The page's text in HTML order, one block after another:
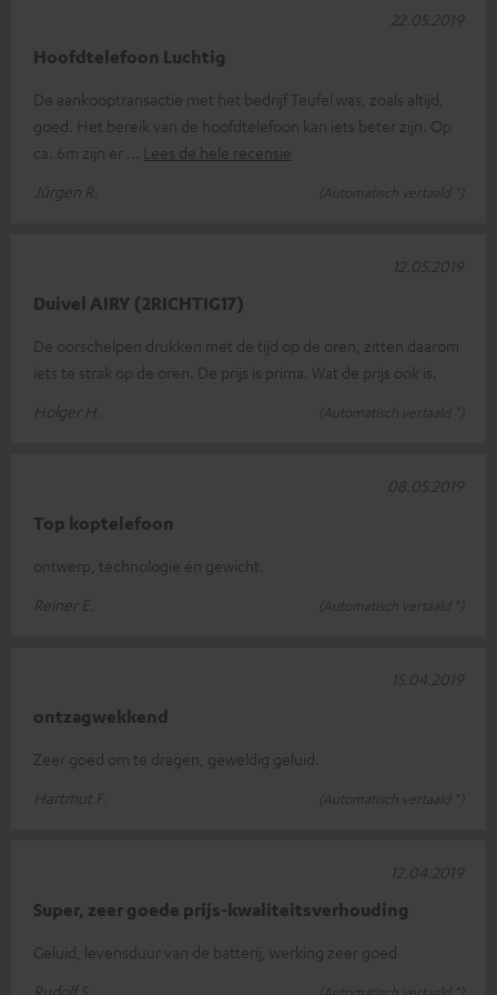
Hoofdtelefoon Luchtig
De aankooptransactie met het bedrijf Teufel was, zoals altijd,
goed. Het bereik van de hoofdtelefoon kan iets beter zijn. Op
ca. 6m zijn er
Lees de hele recensie
Jürgen R.
(Automatisch vertaald *)
22.05.2019
Duivel AIRY (2RICHTIG17)
De oorschelpen drukken met de tijd op de oren, zitten daarom
iets te strak op de oren. De prijs is prima. Wat de prijs ook is.
Holger H.
(Automatisch vertaald *)
12.05.2019
Top koptelefoon
ontwerp, technologie en gewicht.
Reiner E.
(Automatisch vertaald *)
08.05.2019
ontzagwekkend
Zeer goed om te dragen, geweldig geluid.
Hartmut F.
(Automatisch vertaald *)
15.04.2019
Super, zeer goede prijs-kwaliteitsverhouding
Geluid, levensduur van de batterij, werking zeer goed
Rudolf S.
(Automatisch vertaald *)
12.04.2019